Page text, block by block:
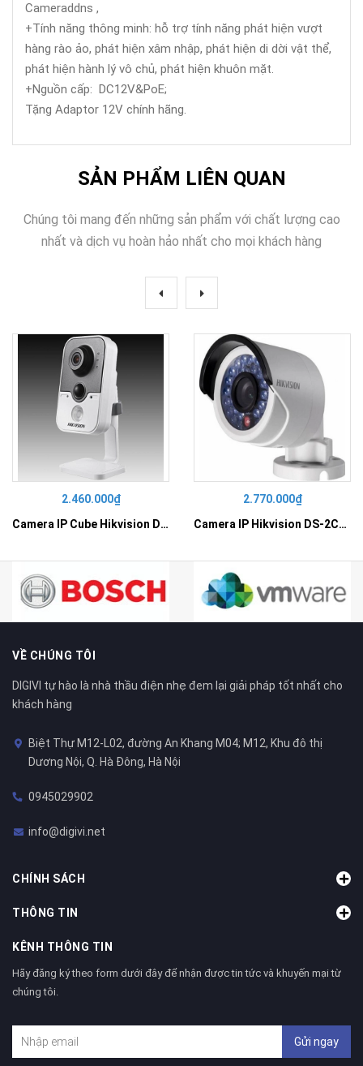
Cameraddns ,
+Tính năng thông minh: hỗ trợ tính năng phát hiện vượt
hàng rào ảo, phát hiện xâm nhập, phát hiện di dời vật thể,
phát hiện hành lý vô chủ, phát hiện khuôn mặt.
+Nguồn cấp: DC12V&PoE;
Tặng Adaptor 12V chính hãng.
SẢN PHẨM LIÊN QUAN
Chúng tôi mang đến những sản phẩm với chất lượng cao
nhất và dịch vụ hoàn hảo nhất cho mọi khách hàng
2.460.000₫
Camera IP Cube Hikvision DS-2CD2410F-I
2.770.000₫
Camera IP Hikvision DS-2CD2010F-I
VỀ CHÚNG TÔI
DIGIVI tự hào là nhà thầu điện nhẹ đem lại giải pháp tốt nhất cho
khách hàng
Biệt Thự M12-L02, đường An Khang M04; M12, Khu đô thị
Dương Nội, Q. Hà Đông, Hà Nội
0945029902
info@digivi.net
CHÍNH SÁCH
THÔNG TIN
KÊNH THÔNG TIN
Hãy đăng ký theo form dưới đây để nhận được tin tức và khuyến mại từ
chúng tôi.
Gửi ngay